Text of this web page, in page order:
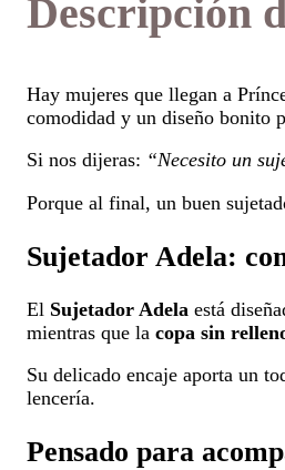
Descripción
Hay mujeres que llegan a
comodidad y un diseño bonito
Si nos dijeras: “Necesito un
Porque al final, un buen
Sujetador Adela:
El Sujetador Adela está
mientras que la copa sin
Su delicado encaje aporta un
lencería.
Pensado para